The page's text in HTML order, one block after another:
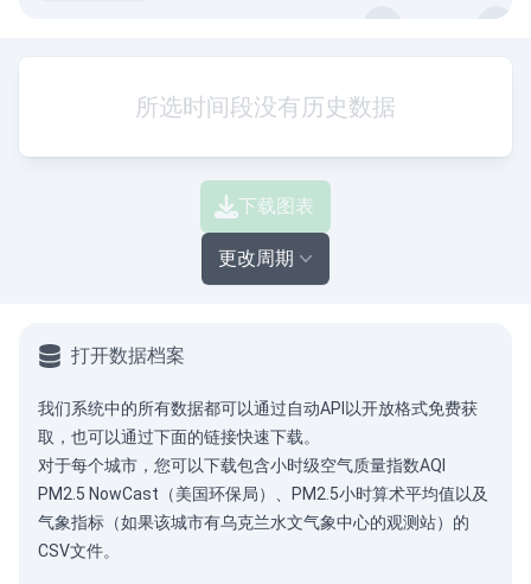
所选时间段没有历史数据
下载图表
更改周期
打开数据档案
我们系统中的所有数据都可以通过自动API 以开放格式免费获
取，也可以通过下面的链接快速下载。
对于每个城市，您可以下载包含小时级空气质量指数AQI
PM2.5 NowCast（美国环保局）、PM2.5小时算术平均值以及
气象指标（如果该城市有乌克兰水文气象中心的观测站）的
CSV文件。